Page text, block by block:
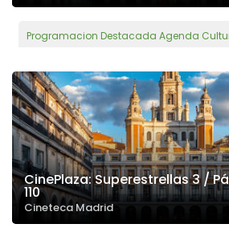
Programacion Destacada Agenda
CinePlaza: Superestrellas 3 /
110
Cineteca Madrid